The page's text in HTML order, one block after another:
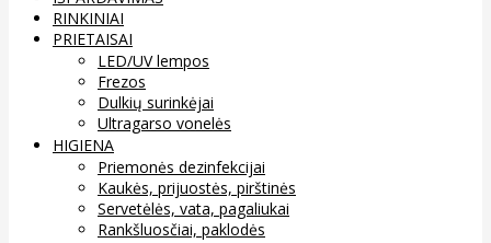
RINKINIAI
PRIETAISAI
LED/UV lempos
Frezos
Dulkių surinkėjai
Ultragarso vonelės
HIGIENA
Priemonės dezinfekcijai
Kaukės, prijuostės, pirštinės
Servetėlės, vata, pagaliukai
Rankšluosčiai, paklodės